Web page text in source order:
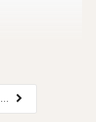
富文本编辑器 vue-quill-editor